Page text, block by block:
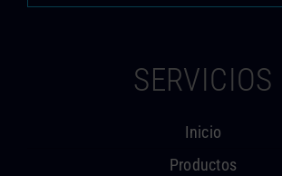
SERVICIOS
Inicio
Productos